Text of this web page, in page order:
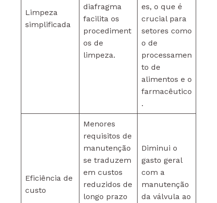
Limpeza
simplificada
diafragma
facilita os
procediment
os de
limpeza.
es, o que é
crucial para
setores como
o de
processamen
to de
alimentos e o
farmacêutico
.
Eficiência de
custo
Menores
requisitos de
manutenção
se traduzem
em custos
reduzidos de
longo prazo
Diminui o
gasto geral
com a
manutenção
da válvula ao